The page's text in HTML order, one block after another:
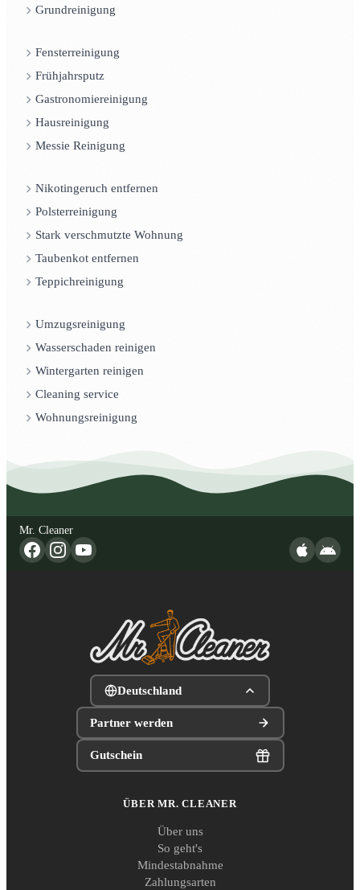
Grundreinigung
Fensterreinigung
Frühjahrsputz
Gastronomiereinigung
Hausreinigung
Messie Reinigung
Nikotingeruch entfernen
Polsterreinigung
Stark verschmutzte Wohnung
Taubenkot entfernen
Teppichreinigung
Umzugsreinigung
Wasserschaden reinigen
Wintergarten reinigen
Cleaning service
Wohnungsreinigung
Mr. Cleaner
Deutschland
Partner werden
Gutschein
ÜBER MR. CLEANER
Über uns
So geht's
Mindestabnahme
Zahlungsarten